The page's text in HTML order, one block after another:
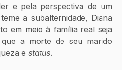
e pela perspectiva de um
a subalternidade, Diana
em meio à família real seja
a morte de seu marido
e status.